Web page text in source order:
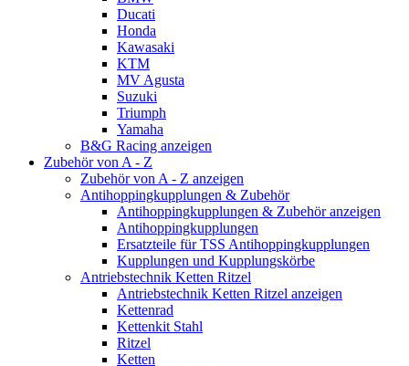
Ducati
Honda
Kawasaki
KTM
MV Agusta
Suzuki
Triumph
Yamaha
B&G Racing anzeigen
Zubehör von A - Z
Zubehör von A - Z anzeigen
Antihoppingkupplungen & Zubehör
Antihoppingkupplungen & Zubehör anzeigen
Antihoppingkupplungen
Ersatzteile für TSS Antihoppingkupplungen
Kupplungen und Kupplungskörbe
Antriebstechnik Ketten Ritzel
Antriebstechnik Ketten Ritzel anzeigen
Kettenrad
Kettenkit Stahl
Ritzel
Ketten